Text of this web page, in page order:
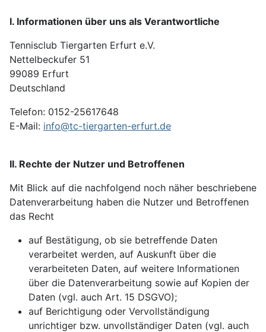
I. Informationen über uns als Verantwortliche
Tennisclub Tiergarten Erfurt e.V.
Nettelbeckufer 51
99089 Erfurt
Deutschland
Telefon: 0152-25617648
E-Mail: info@tc-tiergarten-erfurt.de
II. Rechte der Nutzer und Betroffenen
Mit Blick auf die nachfolgend noch näher beschriebene
Datenverarbeitung haben die Nutzer und Betroffenen
das Recht
auf Bestätigung, ob sie betreffende Daten
verarbeitet werden, auf Auskunft über die
verarbeiteten Daten, auf weitere Informationen
über die Datenverarbeitung sowie auf Kopien der
Daten (vgl. auch Art. 15 DSGVO);
auf Berichtigung oder Vervollständigung
unrichtiger bzw. unvollständiger Daten (vgl. auch